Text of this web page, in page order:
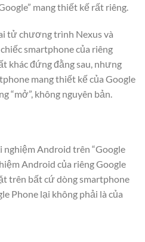
mang thiết kế rất riêng.
tử chương trình Nexus và
smartphone của riêng
khác đứng đằng sau, nhưng
mang thiết kế của Google
“mở”, không nguyên bản.
Android trên “Google
Android của riêng Google
trên bất cứ dòng smartphone
Phone lại không phải là của